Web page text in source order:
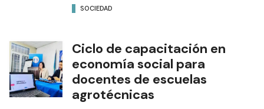
SOCIEDAD
Ciclo de capacitación en
economía social para
docentes de escuelas
agrotécnicas